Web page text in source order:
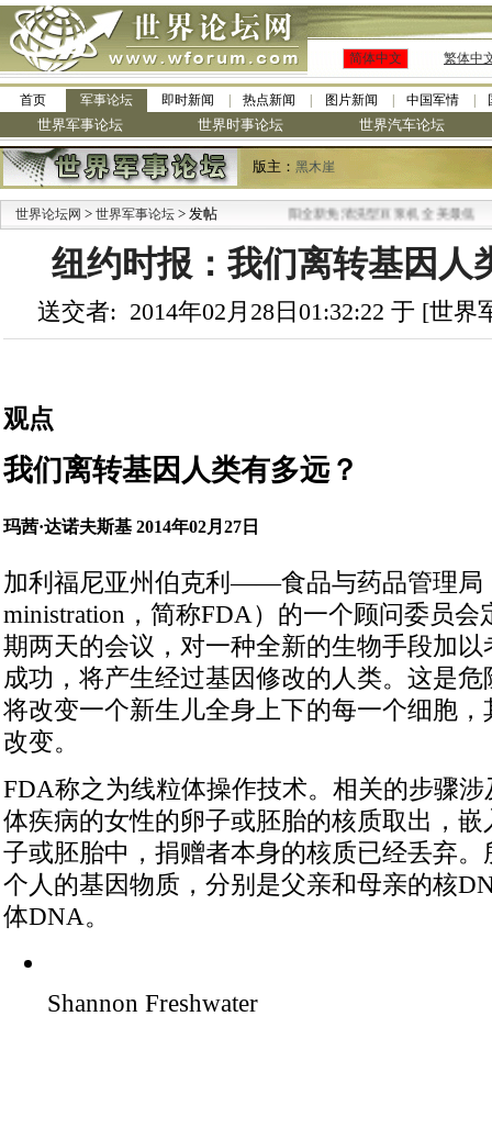
简体中文 繁体中
首页 军事论坛 即时新闻 热点新闻 图片新闻 中国军情
世界军事论坛 世界时事论坛 世界汽车论坛
版主： 黑木崖
世界论坛网 > 世界军事论坛 > 发帖
· 九阳全新免清洗型豆浆机 全美最低
纽约时报：我们离转基因人
送交者: 2014年02月28日01:32:22 于 [世
观点
我们离转基因人类有多远？
玛茜·达诺夫斯基 2014年02月27日
加利福尼亚州伯克利——食品与药品管理局
ministration，简称FDA）的一个顾问委员
期两天的会议，对一种全新的生物手段加
成功，将产生经过基因修改的人类。这是
将改变一个新生儿全身上下的每一个细胞
改变。
FDA称之为线粒体操作技术。相关的步骤
体疾病的女性的卵子或胚胎的核质取出，
子或胚胎中，捐赠者本身的核质已经丢弃
个人的基因物质，分别是父亲和母亲的核
体DNA。
Shannon Freshwater